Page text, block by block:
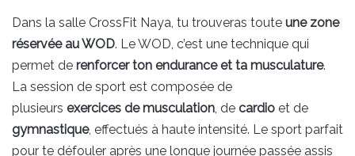
Dans la salle CrossFit Naya, tu trouveras toute une zone
réservée au WOD. Le WOD, c’est une technique qui
permet de renforcer ton endurance et ta musculature.
La session de sport est composée de
plusieurs exercices de musculation, de cardio et de
gymnastique, effectués à haute intensité. Le sport parfait
pour te défouler après une longue journée passée assis